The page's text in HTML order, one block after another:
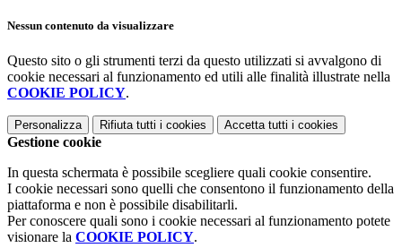
Nessun contenuto da visualizzare
Questo sito o gli strumenti terzi da questo utilizzati si avvalgono di
cookie necessari al funzionamento ed utili alle finalità illustrate nella
COOKIE POLICY.
Personalizza Rifiuta tutti i cookies Accetta tutti i cookies
Gestione cookie
In questa schermata è possibile scegliere quali cookie consentire.
I cookie necessari sono quelli che consentono il funzionamento della
piattaforma e non è possibile disabilitarli.
Per conoscere quali sono i cookie necessari al funzionamento potete
visionare la COOKIE POLICY.